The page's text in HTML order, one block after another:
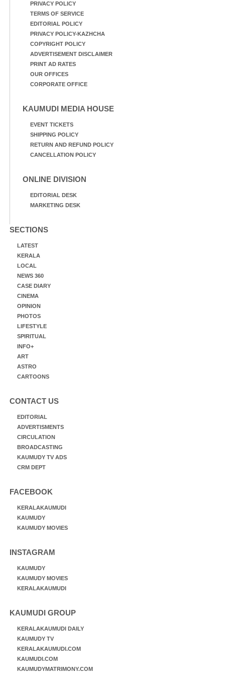
PRIVACY POLICY
TERMS OF SERVICE
EDITORIAL POLICY
PRIVACY POLICY-KAZHCHA
COPYRIGHT POLICY
ADVERTISEMENT DISCLAIMER
PRINT AD RATES
OUR OFFICES
CORPORATE OFFICE
KAUMUDI MEDIA HOUSE
EVENT TICKETS
SHIPPING POLICY
RETURN AND REFUND POLICY
CANCELLATION POLICY
ONLINE DIVISION
EDITORIAL DESK
MARKETING DESK
SECTIONS
LATEST
KERALA
LOCAL
NEWS 360
CASE DIARY
CINEMA
OPINION
PHOTOS
LIFESTYLE
SPIRITUAL
INFO+
ART
ASTRO
CARTOONS
CONTACT US
EDITORIAL
ADVERTISMENTS
CIRCULATION
BROADCASTING
KAUMUDY TV ADS
CRM DEPT
FACEBOOK
KERALAKAUMUDI
KAUMUDY
KAUMUDY MOVIES
INSTAGRAM
KAUMUDY
KAUMUDY MOVIES
KERALAKAUMUDI
KAUMUDI GROUP
KERALAKAUMUDI DAILY
KAUMUDY TV
KERALAKAUMUDI.COM
KAUMUDI.COM
KAUMUDYMATRIMONY.COM